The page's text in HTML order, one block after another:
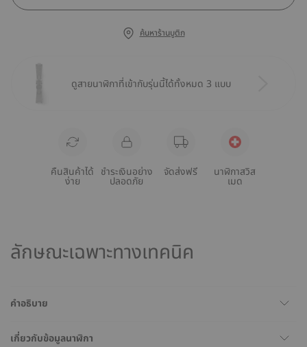
ค้นหาร้านบูติก
ดูสายนาฬิกาที่เข้ากับรุ่นนี้ได้ทั้งหมด 3 แบบ
คืนสินค้าได้
ง่าย
ชำระเงินอย่าง
ปลอดภัย
จัดส่งฟรี นาฬิกาสวิส
เมด
ลักษณะเฉพาะทางเทคนิค
คำอธิบาย
เกี่ยวกับข้อมูลนาฬิกา